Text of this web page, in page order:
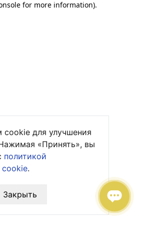
for more information).
для улучшения
«Принять», вы
политикой
cookie.
Закрыть